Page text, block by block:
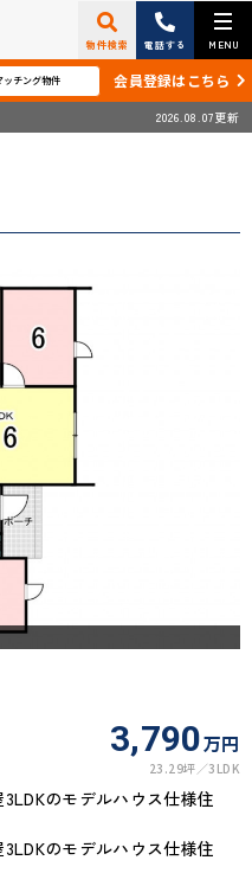
物件検索 電話する MENU
ッチング物件 会員登録はこちら
2026.08.07更新
3,790万円
23.29坪 3LDK
のモデルハウス仕様住
のモデルハウス仕様住